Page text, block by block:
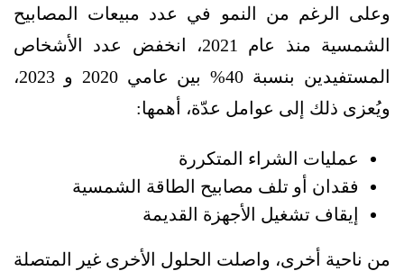
وعلى الرغم من النمو في عدد مبيعات المصابيح
الشمسية منذ عام 2021، انخفض عدد الأشخاص
المستفيدين بنسبة 40% بين عامي 2020 و 2023،
ويُعزى ذلك إلى عوامل عدّة، أهمها:
عمليات الشراء المتكررة
فقدان أو تلف مصابيح الطاقة الشمسية
إيقاف تشغيل الأجهزة القديمة
من ناحية أخرى، واصلت الحلول الأخرى غير المتصلة